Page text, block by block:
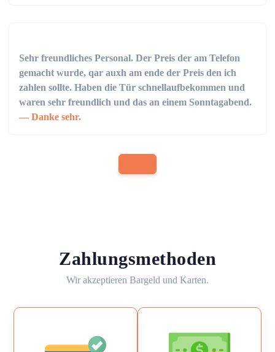
Sehr freundliches Personal. Der Preis der am Telefon
gemacht wurde, qar auxh am ende der Preis den ich
zahlen sollte. Haben die Tür schnellaufbekommen und
waren sehr freundlich und das an einem Sonntagabend.
Danke sehr.
Zahlungsmethoden
Wir akzeptieren Bargeld und Karten.